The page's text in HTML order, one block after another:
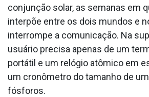
conjunção solar, as semanas em
interpõe entre os dois mundos e
interrompe a comunicação. Na
usuário precisa apenas de um
portátil e um relógio atômico em
um cronômetro do tamanho de
fósforos.